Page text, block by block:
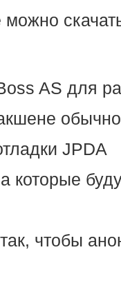
можно
AS для
JPDA
которые
чтобы